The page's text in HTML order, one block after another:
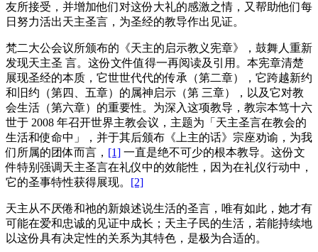
友所接受，并增加他们对这份大礼的感激之情，又帮助他们每
日努力活出天主圣言，为圣经的教导作出见证。
梵二大公会议所颁布的《天主的启示教义宪章》，鼓舞人重新
发现天主圣 言。这份文件值得一再阅读及引用。本宪章清楚
展现圣经的本质，它世世代代的传承（第二章），它跨越新约
和旧约（第四、五章）的属神启示（第 三章），以及它对教
会生活（第六章）的重要性。为深入这项教导，教宗本笃十六
世于 2008 年召开世界主教会议，主题为「天主圣言在教会的
生活和使命中」，并于其后颁布《上主的话》宗座劝谕，为我
们所属的团体而言， [1] 一直是绝不可少的根本教导。这份文
件特别强调天主圣言在礼仪中的效能性，因为在礼仪行动中，
它的圣事特性获得展现。 [2]
天主从不厌倦和祂的新娘述说生活的圣言，唯有如此，她才有
可能在爱和忠诚的见证中成长；天主子民的生活，若能持续地
以这份具有决定性的关系为其特色，是极为合适的。